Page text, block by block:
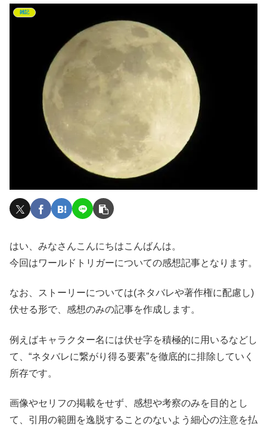
雑記
はい、みなさんこんにちはこんばんは。
今回はワールドトリガーについての感想記事となります。
なお、ストーリーについては(ネタバレや著作権に配慮し)
伏せる形で、感想のみの記事を作成します。
例えばキャラクター名には伏せ字を積極的に用いるなどし
て、“ネタバレに繋がり得る要素”を徹底的に排除していく
所存です。
画像やセリフの掲載をせず、感想や考察のみを目的とし
て、引用の範囲を逸脱することのないよう細心の注意を払